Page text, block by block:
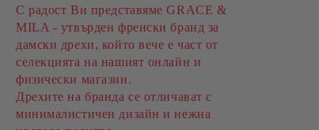
С радост Ви представяме GRACE &
MILA - утвърден френски бранд за
дамски дрехи, който вече е част от
селекцията на нашият онлайн и
физически магазин.
Дрехите на бранда се отличават с
минималистичен дизайн и нежна